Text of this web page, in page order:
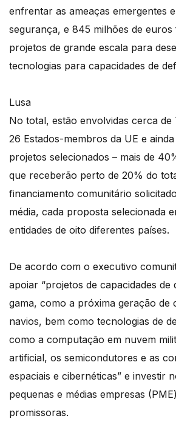
enfrentar as ameaças emergentes
segurança, e 845 milhões de euros
projetos de grande escala para
tecnologias para capacidades de
Lusa
No total, estão envolvidas cerca de
26 Estados-membros da UE e
projetos selecionados – mais de
que receberão perto de 20% do
financiamento comunitário
média, cada proposta selecionada
entidades de oito diferentes países.
De acordo com o executivo
apoiar “projetos de capacidades de
gama, como a próxima geração de
navios, bem como tecnologias de
como a computação em nuvem
artificial, os semicondutores e as
espaciais e cibernéticas” e investir
pequenas e médias empresas
promissoras.